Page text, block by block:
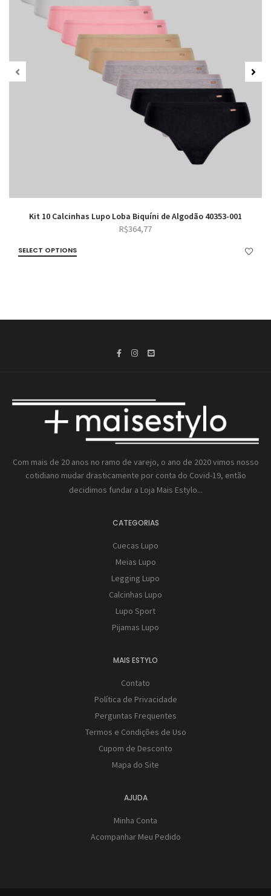
Kit 10 Calcinhas Lupo Loba Biquíni de Algodão 40353-001
R$364,77
SELECT OPTIONS
Com mais de 20 anos no ramo de varejo, o ano de 2020 vimos nosso
cotidiano mudar drasticamente por conta do Covid-19, então
decidimos fundar a Loja Mais Estylo...
CATEGORIAS
Cuecas Lupo
Meias Lupo
Legging Lupo
Calcinhas Lupo
Lupo Sport
Pijamas Lupo
MAIS ESTYLO
Contato
Política de Privacidade
Perguntas Frequentes
Termos e Condições de Uso
Cupom de Desconto
Mapa do Site
AJUDA
Minha Conta
Acompanhar Meu Pedido